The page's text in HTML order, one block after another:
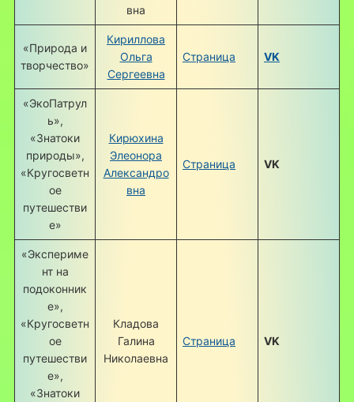
вна
«Природа и
творчество»
Кириллова
Ольга
Сергеевна
Страница VK
«ЭкоПатрул
ь»,
«Знатоки
природы»,
«Кругосветн
ое
путешестви
е»
Кирюхина
Элеонора
Александро
вна
Страница VK
«Экспериме
нт на
подоконник
е»,
«Кругосветн
ое
путешестви
е»,
«Знатоки
Кладова
Галина
Николаевна
Страница VK